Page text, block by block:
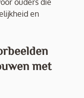
ouders die
en
met